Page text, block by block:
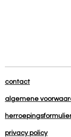
contact
algemene
privacy policy